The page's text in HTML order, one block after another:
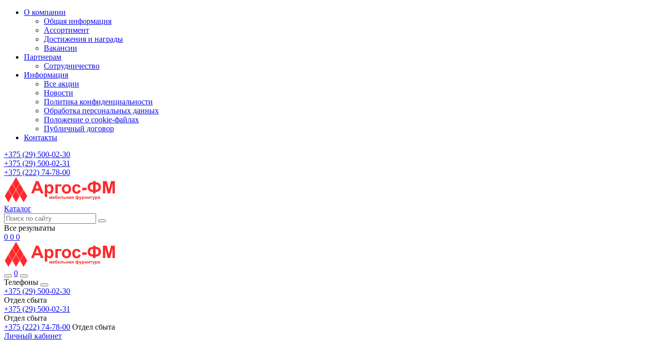
О компании
Общая информация
Ассортимент
Достижения и награды
Вакансии
Партнерам
Сотрудничество
Информация
Все акции
Новости
Политика конфиденциальности
Обработка персональных данных
Положение о cookie-файлах
Публичный договор
Контакты
+375 (29) 500-02-30
+375 (29) 500-02-31
+375 (222) 74-78-00
Каталог
Все результаты
0 0 0
0
Телефоны
+375 (29) 500-02-30
Отдел сбыта
+375 (29) 500-02-31
Отдел сбыта
+375 (222) 74-78-00 Отдел сбыта
Личный кабинет